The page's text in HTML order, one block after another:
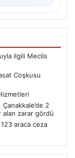
ilgili Meclis
Coşkusu
2
alan zarar gördü
araca ceza